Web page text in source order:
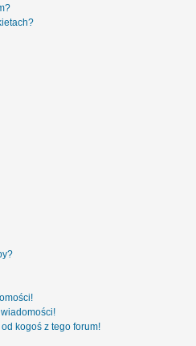
kogoś z tego forum!